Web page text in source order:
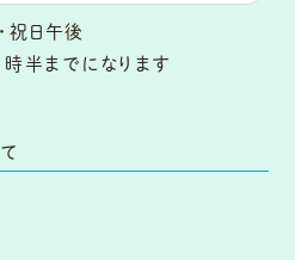
祝日午後
半までになります